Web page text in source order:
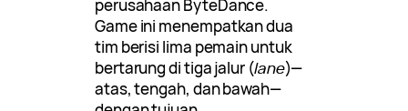
perusahaan ByteDance.
Game ini menempatkan dua
tim berisi lima pemain untuk
bertarung di tiga jalur (lane)—
atas, tengah, dan bawah—